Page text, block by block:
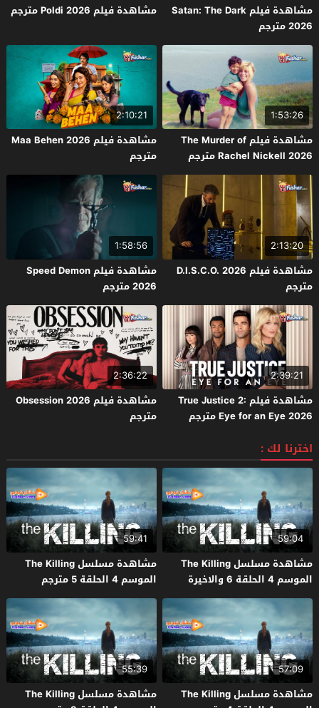
مشاهدة فيلم Satan: The Dark
2026 مترجم
مشاهدة فيلم Poldi 2026 مترجم
1:53:26
مشاهدة فيلم The Murder of
Rachel Nickell 2026 مترجم
2:10:21
مشاهدة فيلم Maa Behen 2026
مترجم
2:13:20
مشاهدة فيلم D.I.S.C.O. 2026
مترجم
1:58:56
مشاهدة فيلم Speed Demon
2026 مترجم
2:39:21
مشاهدة فيلم True Justice 2:
Eye for an Eye 2026 مترجم
2:36:22
مشاهدة فيلم Obsession 2026
مترجم
اخترنا لك :
59:04
مشاهدة مسلسل The Killing
الموسم 4 الحلقة 6 والاخيرة
مترجم
59:41
مشاهدة مسلسل The Killing
الموسم 4 الحلقة 5 مترجم
57:09
مشاهدة مسلسل The Killing
55:39
مشاهدة مسلسل The Killing